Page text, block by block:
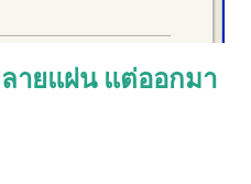
ายแผ่น แต่ออกมา